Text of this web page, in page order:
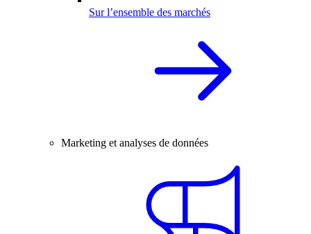
Sur l’ensemble des marchés
Marketing et analyses de données